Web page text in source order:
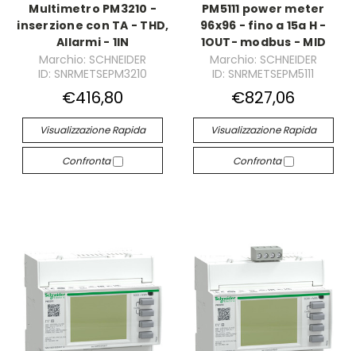
Multimetro PM3210 -
inserzione con TA - THD,
Allarmi - 1IN
Marchio: SCHNEIDER
ID: SNRMETSEPM3210
€416,80
Visualizzazione Rapida
Confronta
PM5111 power meter
96x96 - fino a 15a H -
1OUT- modbus - MID
Marchio: SCHNEIDER
ID: SNRMETSEPM5111
€827,06
Visualizzazione Rapida
Confronta